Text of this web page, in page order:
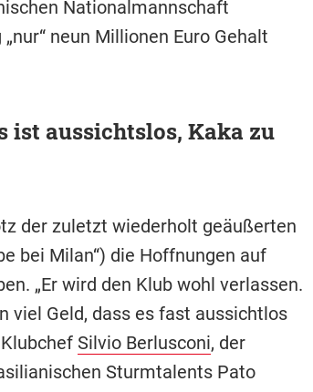
Nationalmannschaft
neun Millionen Euro Gehalt
ist aussichtslos, Kaka zu
der zuletzt wiederholt geäußerten
bei Milan“) die Hoffnungen auf
„Er wird den Klub wohl verlassen.
viel Geld, dass es fast aussichtlos
Silvio Berlusconi, der
Sturmtalents Pato